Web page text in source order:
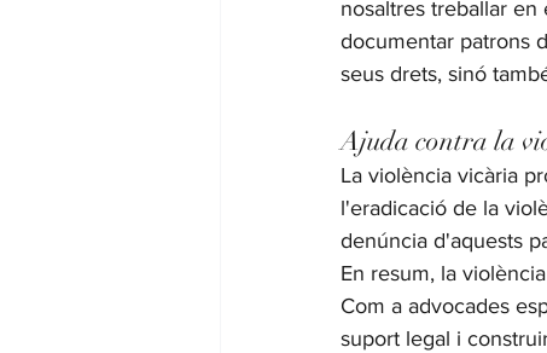
nosaltres treballar en
documentar patrons
seus drets, sinó
Ajuda contra la
La violència vicària
l'eradicació de la
denúncia d'aquests
En resum, la
Com a advocades
suport legal i